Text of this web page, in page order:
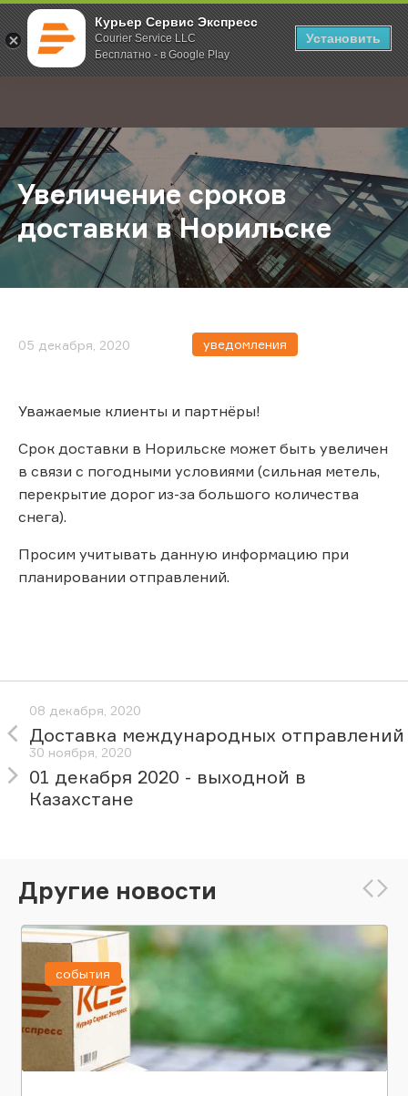
Курьер Сервис Экспресс
Courier Service LLC
Бесплатно - в Google Play
Установить
; Главная О компании Новости Увеличение сроков доставки в
Увеличение сроков
доставки в Норильске
05 декабря, 2020 уведомления
Уважаемые клиенты и партнёры!
Срок доставки в Норильске может быть увеличен
в связи с погодными условиями (сильная метель,
перекрытие дорог из-за большого количества
снега).
Просим учитывать данную информацию при
планировании отправлений.
08 декабря, 2020
Доставка международных отправлений
30 ноября, 2020
01 декабря 2020 - выходной в
Казахстане
Другие новости
события